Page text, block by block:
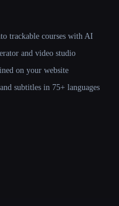
trackable courses with AI
and video studio
on your website
subtitles in 75+ languages